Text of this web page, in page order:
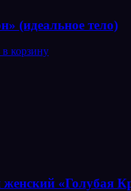
(идеальное тело)
корзину
«Голубая